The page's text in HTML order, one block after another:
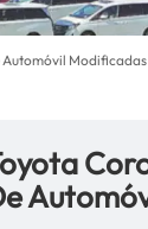
Automóvil Modificadas